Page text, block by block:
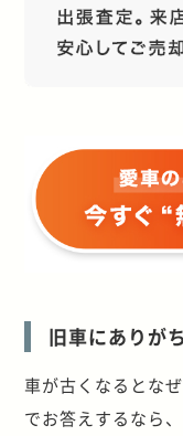
旧車にありが
車が古くなるとな
でお答えするなら